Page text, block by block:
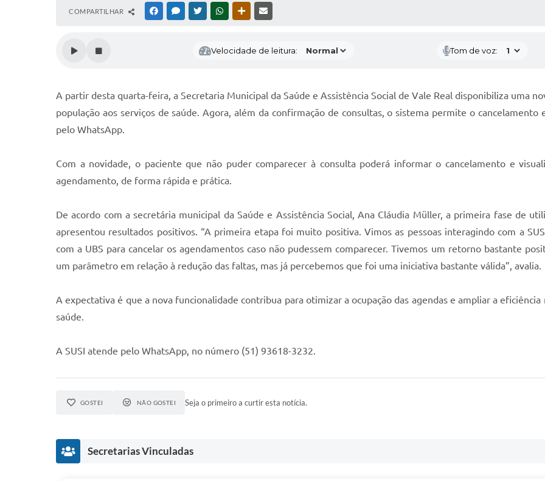
COMPARTILHAR FACEBOOKMESSENGER
TWITTERWHATSAPPOUTRAS MÍDIAS
Velocidade de leitura: Tom de voz:
A partir desta quarta-feira, a Secretaria Municipal da Saúde e Assistência Social de Vale Real disponibiliza uma
população aos serviços de saúde. Agora, além da confirmação de consultas, o sistema permite o
pelo WhatsApp.
Com a novidade, o paciente que não puder comparecer à consulta poderá informar o cancelamento e
agendamento, de forma rápida e prática.
De acordo com a secretária municipal da Saúde e Assistência Social, Ana Cláudia Müller, a primeira fase de
apresentou resultados positivos. “A primeira etapa foi muito positiva. Vimos as pessoas interagindo com a
com a UBS para cancelar os agendamentos caso não pudessem comparecer. Tivemos um retorno bastante
um parâmetro em relação à redução das faltas, mas já percebemos que foi uma iniciativa bastante válida”, avalia.
A expectativa é que a nova funcionalidade contribua para otimizar a ocupação das agendas e ampliar a
saúde.
A SUSI atende pelo WhatsApp, no número (51) 93618-3232.
GOSTEI NÃO GOSTEI Seja o primeiro a curtir esta notícia.
Secretarias Vinculadas